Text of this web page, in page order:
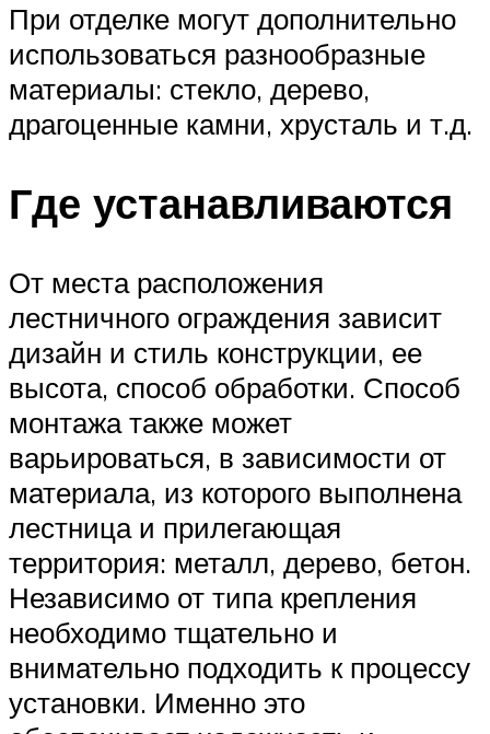
При отделке могут дополнительно
использоваться разнообразные
материалы: стекло, дерево,
драгоценные камни, хрусталь и т.д.
Где устанавливаются
От места расположения
лестничного ограждения зависит
дизайн и стиль конструкции, ее
высота, способ обработки. Способ
монтажа также может
варьироваться, в зависимости от
материала, из которого выполнена
лестница и прилегающая
территория: металл, дерево, бетон.
Независимо от типа крепления
необходимо тщательно и
внимательно подходить к процессу
установки. Именно это